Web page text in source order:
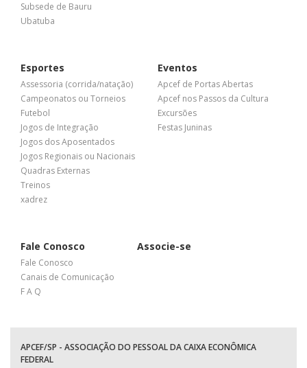
Subsede de Bauru
Ubatuba
Esportes
Assessoria (corrida/natação)
Campeonatos ou Torneios
Futebol
Jogos de Integração
Jogos dos Aposentados
Jogos Regionais ou Nacionais
Quadras Externas
Treinos
xadrez
Eventos
Apcef de Portas Abertas
Apcef nos Passos da Cultura
Excursões
Festas Juninas
Fale Conosco
Fale Conosco
Canais de Comunicação
F A Q
Associe-se
APCEF/SP - ASSOCIAÇÃO DO PESSOAL DA CAIXA ECONÔMICA
FEDERAL